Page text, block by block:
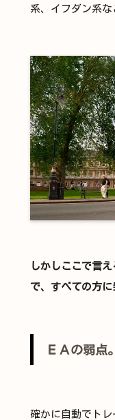
系、イフダン系
しかしここで言
で、すべての方に
ＥＡの弱点
確かに自動でト